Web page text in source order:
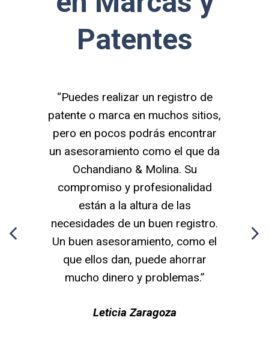
Patentes
un registro de
muchos sitios,
encontrar
como el que da
buen registro.
como el
ahorrar
problemas.”
“Hemos realizado la
una patente, el trato y la
han sido muy buenos.
buen hacer de Sandra
muy profesional, puliendo
y siempre aportando
Iranzu Rafa
 